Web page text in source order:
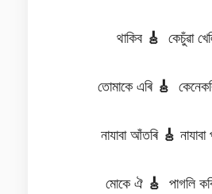
থাকিব 🎸 কেচুঁৱা
তোমাকে এৰি 🎸
নাযাবা আঁতৰি 🎸
মোকে ঐ 🎸 পাগলি